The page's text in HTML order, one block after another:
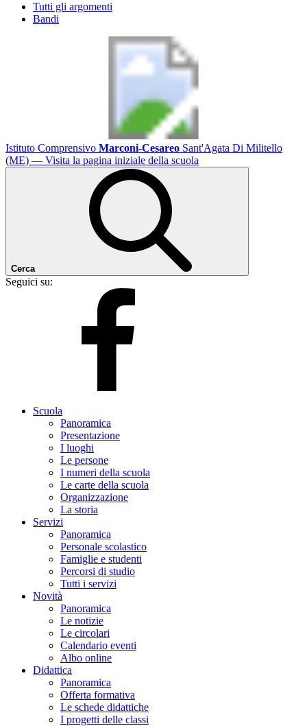
Tutti gli argomenti
Bandi
Istituto Comprensivo Marconi-Cesareo Sant'Agata Di Militello
(ME) — Visita la pagina iniziale della scuola
Cerca
Seguici su:
Scuola
Panoramica
Presentazione
I luoghi
Le persone
I numeri della scuola
Le carte della scuola
Organizzazione
La storia
Servizi
Panoramica
Personale scolastico
Famiglie e studenti
Percorsi di studio
Tutti i servizi
Novità
Panoramica
Le notizie
Le circolari
Calendario eventi
Albo online
Didattica
Panoramica
Offerta formativa
Le schede didattiche
I progetti delle classi